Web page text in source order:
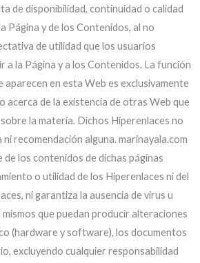
de disponibilidad, continuidad o calidad
Página y de los Contenidos, al no
de utilidad que los usuarios
a la Página y a los Contenidos. La función
aparecen en esta Web es exclusivamente
acerca de la existencia de otras Web que
la materia. Dichos Hiperenlaces no
recomendación alguna. marinayala.com
de los contenidos de dichas páginas
o utilidad de los Hiperenlaces ni del
ni garantiza la ausencia de virus u
que puedan producir alteraciones
(hardware y software), los documentos
excluyendo cualquier responsabilidad